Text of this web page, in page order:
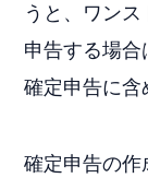
うと、ワン
申告する場合
確定申告に含
確定申告の作